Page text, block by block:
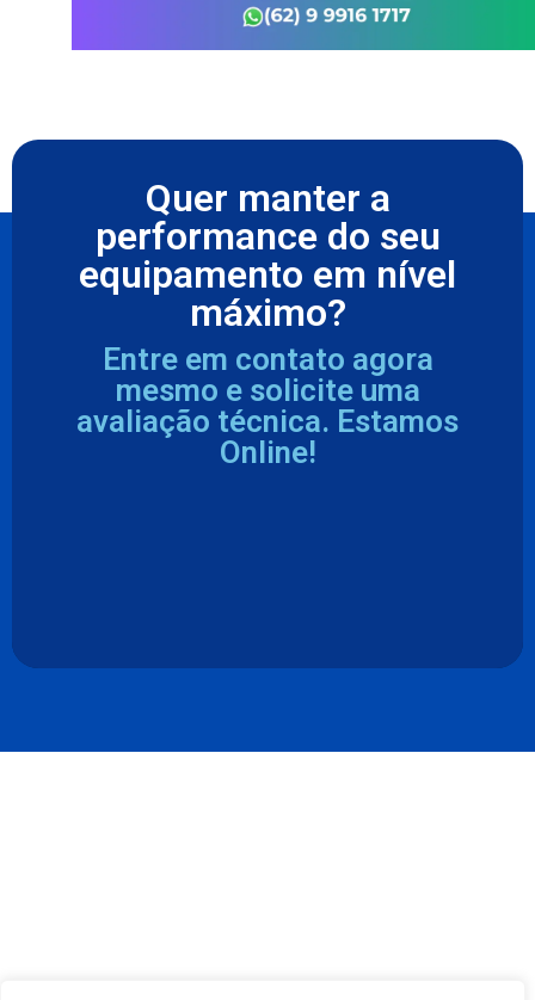
Quer manter a
performance do seu
equipamento em nível
máximo?
Entre em contato agora
mesmo e solicite uma
avaliação técnica. Estamos
Online!